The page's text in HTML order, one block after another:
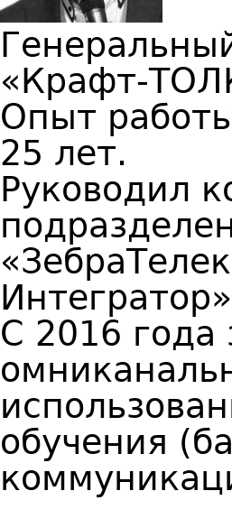
«Крафт-
Опыт
25 лет.
Руководил
С 2016 года
обучения